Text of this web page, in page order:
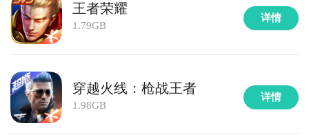
王者荣耀
1.79GB
详情
穿越火线：枪战王者
1.98GB
详情